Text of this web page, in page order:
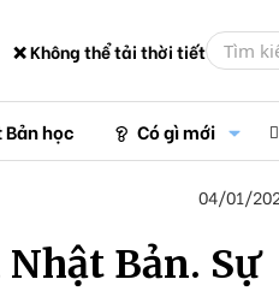
❌ Không thể tải thời tiết
học Có gì mới
04/01/
Bản. Sự